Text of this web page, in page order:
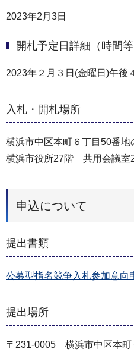
2023年2月3日
開札予定日詳細（時間等
2023年２月３日(金曜日)午後
入札・開札場所
横浜市中区本町６丁目50番地
横浜市役所27階 共用会議室
申込について
提出書類
公募型指名競争入札参加意向
提出場所
〒231-0005 横浜市中区本町